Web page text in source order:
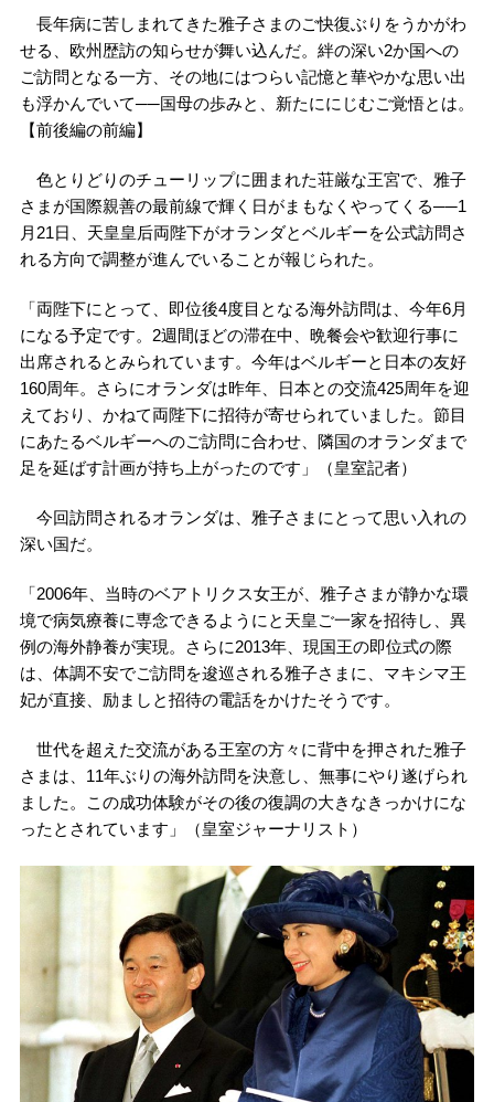
長年病に苦しまれてきた雅子さまのご快復ぶりをうかがわ
せる、欧州歴訪の知らせが舞い込んだ。絆の深い2か国への
ご訪問となる一方、その地にはつらい記憶と華やかな思い出
も浮かんでいて──国母の歩みと、新たににじむご覚悟とは。
【前後編の前編】
色とりどりのチューリップに囲まれた荘厳な王宮で、雅子
さまが国際親善の最前線で輝く日がまもなくやってくる──1
月21日、天皇皇后両陛下がオランダとベルギーを公式訪問さ
れる方向で調整が進んでいることが報じられた。
「両陛下にとって、即位後4度目となる海外訪問は、今年6月
になる予定です。2週間ほどの滞在中、晩餐会や歓迎行事に
出席されるとみられています。今年はベルギーと日本の友好
160周年。さらにオランダは昨年、日本との交流425周年を迎
えており、かねて両陛下に招待が寄せられていました。節目
にあたるベルギーへのご訪問に合わせ、隣国のオランダまで
足を延ばす計画が持ち上がったのです」（皇室記者）
今回訪問されるオランダは、雅子さまにとって思い入れの
深い国だ。
「2006年、当時のベアトリクス女王が、雅子さまが静かな環
境で病気療養に専念できるようにと天皇ご一家を招待し、異
例の海外静養が実現。さらに2013年、現国王の即位式の際
は、体調不安でご訪問を逡巡される雅子さまに、マキシマ王
妃が直接、励ましと招待の電話をかけたそうです。
世代を超えた交流がある王室の方々に背中を押された雅子
さまは、11年ぶりの海外訪問を決意し、無事にやり遂げられ
ました。この成功体験がその後の復調の大きなきっかけにな
ったとされています」（皇室ジャーナリスト）